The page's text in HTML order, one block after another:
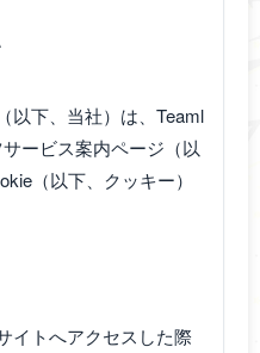
以下、当社）は、Teaml
ービス案内ページ（以
（以下、クッキー）
イトへアクセスした際